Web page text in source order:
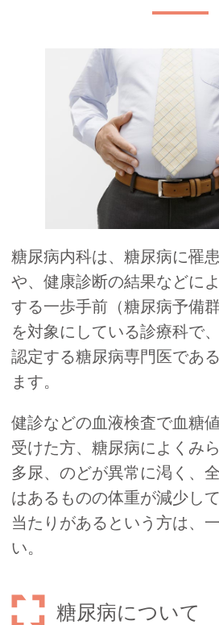
糖尿病内科は、糖尿病に罹
や、健康診断の結果などに
する一歩手前（糖尿病予備
を対象にしている診療科で
認定する糖尿病専門医であ
ます。
健診などの血液検査で血糖
受けた方、糖尿病によくみ
多尿、のどが異常に渇く、
はあるものの体重が減少し
当たりがあるという方は、
い。
糖尿病について